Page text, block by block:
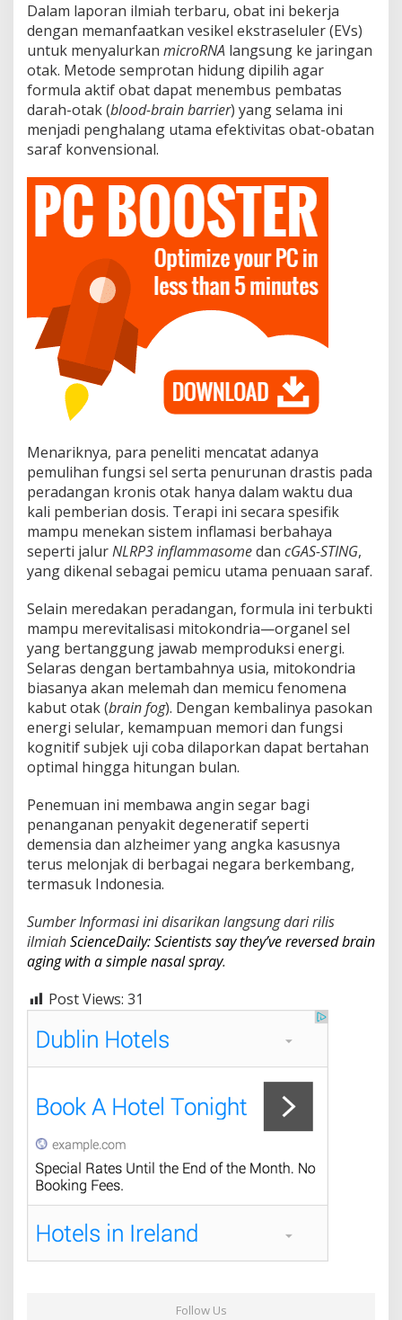
Dalam laporan ilmiah terbaru, obat ini bekerja
dengan memanfaatkan vesikel ekstraseluler (EVs)
untuk menyalurkan microRNA langsung ke jaringan
otak. Metode semprotan hidung dipilih agar
formula aktif obat dapat menembus pembatas
darah-otak (blood-brain barrier) yang selama ini
menjadi penghalang utama efektivitas obat-obatan
saraf konvensional.
Menariknya, para peneliti mencatat adanya
pemulihan fungsi sel serta penurunan drastis pada
peradangan kronis otak hanya dalam waktu dua
kali pemberian dosis. Terapi ini secara spesifik
mampu menekan sistem inflamasi berbahaya
seperti jalurNLRP3 inflammasomedan cGAS-STING,
yang dikenal sebagai pemicu utama penuaan saraf.
Selain meredakan peradangan, formula ini terbukti
mampu merevitalisasi mitokondria—organel sel
yang bertanggung jawab memproduksi energi.
Selaras dengan bertambahnya usia, mitokondria
biasanya akan melemah dan memicu fenomena
kabut otak (brain fog). Dengan kembalinya pasokan
energi selular, kemampuan memori dan fungsi
kognitif subjek uji coba dilaporkan dapat bertahan
optimal hingga hitungan bulan.
Penemuan ini membawa angin segar bagi
penanganan penyakit degeneratif seperti
demensia dan alzheimer yang angka kasusnya
terus melonjak di berbagai negara berkembang,
termasuk Indonesia.
Sumber Informasi ini disarikan langsung dari rilis
ilmiahScienceDaily: Scientists say they’ve reversed brain
aging with a simple nasal spray.
Post Views: 31
Follow Us